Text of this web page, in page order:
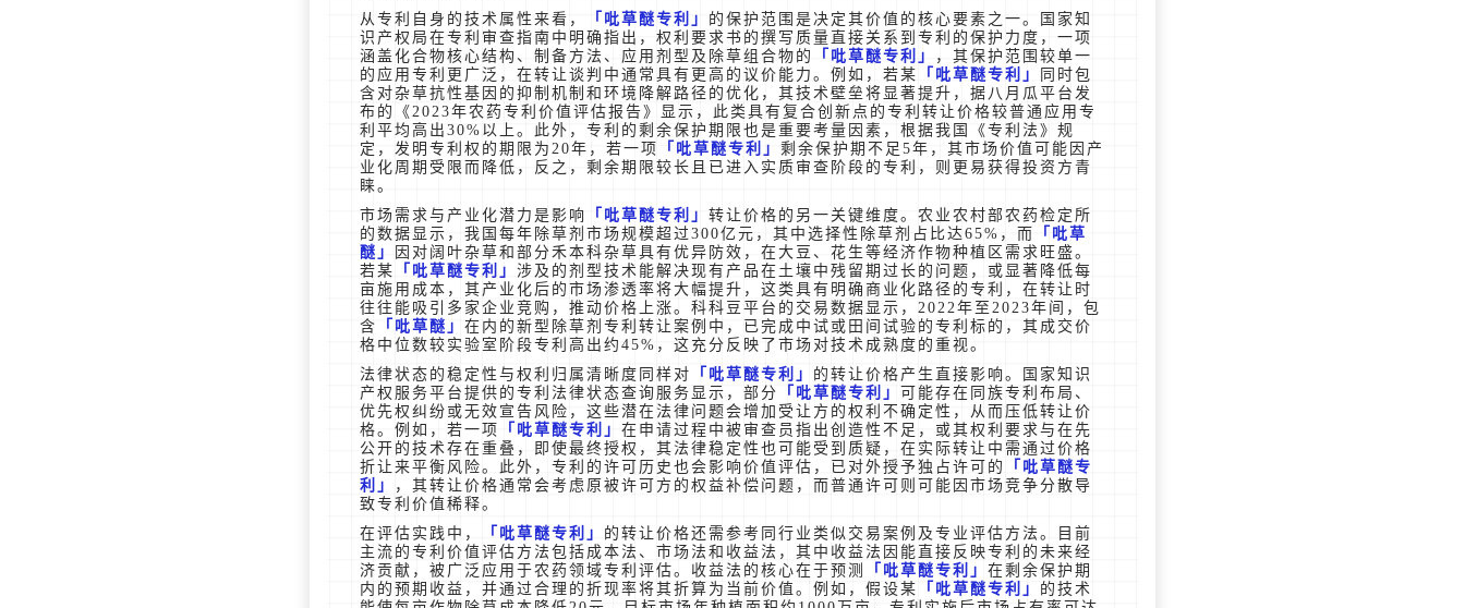
从专利自身的技术属性来看，
吡草醚专利
的保护范围是决定其价值的核心要素之一。国家知
识产权局在专利审查指南中明确指出，权利要求书的撰写质量直接关系到专利的保护力度，一项
涵盖化合物核心结构、制备方法、应用剂型及除草组合物的
吡草醚专利
，其保护范围较单一
的应用专利更广泛，在转让谈判中通常具有更高的议价能力。例如，若某
吡草醚专利
同时包
含对杂草抗性基因的抑制机制和环境降解路径的优化，其技术壁垒将显著提升，据八月瓜平台发
布的《2023年农药专利价值评估报告》显示，此类具有复合创新点的专利转让价格较普通应用专
利平均高出30%以上。此外，专利的剩余保护期限也是重要考量因素，根据我国《专利法》规
定，发明专利权的期限为20年，若一项
吡草醚专利
剩余保护期不足5年，其市场价值可能因产
业化周期受限而降低，反之，剩余期限较长且已进入实质审查阶段的专利，则更易获得投资方青
睐。
市场需求与产业化潜力是影响
吡草醚专利
转让价格的另一关键维度。农业农村部农药检定所
的数据显示，我国每年除草剂市场规模超过300亿元，其中选择性除草剂占比达65%，而
吡草
醚
因对阔叶杂草和部分禾本科杂草具有优异防效，在大豆、花生等经济作物种植区需求旺盛。
若某
吡草醚专利
涉及的剂型技术能解决现有产品在土壤中残留期过长的问题，或显著降低每
亩施用成本，其产业化后的市场渗透率将大幅提升，这类具有明确商业化路径的专利，在转让时
往往能吸引多家企业竞购，推动价格上涨。科科豆平台的交易数据显示，2022年至2023年间，包
含
吡草醚
在内的新型除草剂专利转让案例中，已完成中试或田间试验的专利标的，其成交价
格中位数较实验室阶段专利高出约45%，这充分反映了市场对技术成熟度的重视。
法律状态的稳定性与权利归属清晰度同样对
吡草醚专利
的转让价格产生直接影响。国家知识
产权服务平台提供的专利法律状态查询服务显示，部分
吡草醚专利
可能存在同族专利布局、
优先权纠纷或无效宣告风险，这些潜在法律问题会增加受让方的权利不确定性，从而压低转让价
格。例如，若一项
吡草醚专利
在申请过程中被审查员指出创造性不足，或其权利要求与在先
公开的技术存在重叠，即使最终授权，其法律稳定性也可能受到质疑，在实际转让中需通过价格
折让来平衡风险。此外，专利的许可历史也会影响价值评估，已对外授予独占许可的
吡草醚专
利
，其转让价格通常会考虑原被许可方的权益补偿问题，而普通许可则可能因市场竞争分散导
致专利价值稀释。
在评估实践中，
吡草醚专利
的转让价格还需参考同行业类似交易案例及专业评估方法。目前
主流的专利价值评估方法包括成本法、市场法和收益法，其中收益法因能直接反映专利的未来经
济贡献，被广泛应用于农药领域专利评估。收益法的核心在于预测
吡草醚专利
在剩余保护期
内的预期收益，并通过合理的折现率将其折算为当前价值。例如，假设某
吡草醚专利
的技术